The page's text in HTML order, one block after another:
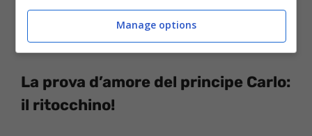
matura e meno avvenente a una sposa
giovane e fresca.
La prova d’amore del principe Carlo:
il ritocchino!
Manage options